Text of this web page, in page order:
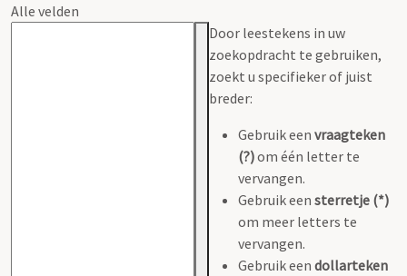
Alle velden
Door leestekens in uw
zoekopdracht te gebruiken,
zoekt u specifieker of juist
breder:
Gebruik een vraagteken
(?)om één letter te
vervangen.
Gebruik een sterretje (*)
om meer letters te
vervangen.
Gebruik een dollarteken